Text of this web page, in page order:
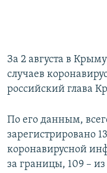
За 2 августа в
случаев
российский глава
По его данным,
зарегистрировано
коронавирусной
за границы, 109 –